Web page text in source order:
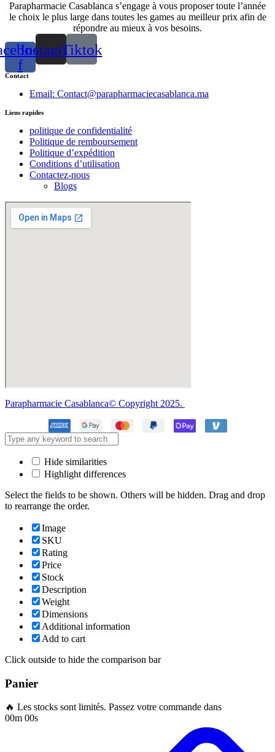
Parapharmacie Casablanca s’engage à vous proposer toute l’année
le choix le plus large dans toutes les games au meilleur prix afin de
répondre au mieux à vos besoins.
f
InstagramTiktok
Contact
Email: Contact@parapharmaciecasablanca.ma
Liens rapides
politique de confidentialité
Politique de remboursement
Politique d’expédition
Conditions d’utilisation
Contactez-nous
Blogs
Parapharmacie Casablanca© Copyright 2025.
Hide similarities
Highlight differences
Select the fields to be shown. Others will be hidden. Drag and drop
to rearrange the order.
Image
SKU
Rating
Price
Stock
Description
Weight
Dimensions
Additional information
Add to cart
Click outside to hide the comparison bar
Panier
🔥 Les stocks sont limités. Passez votre commande dans
00m 00s